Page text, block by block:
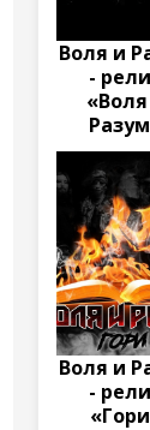
Воля и
-
Воля и
-